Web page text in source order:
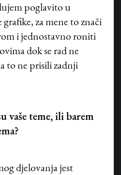
poglavito u
za mene to znači
i jednostavno roniti
dok se rad ne
to ne prisili zadnji
vaše teme, ili barem
djelovanja jest